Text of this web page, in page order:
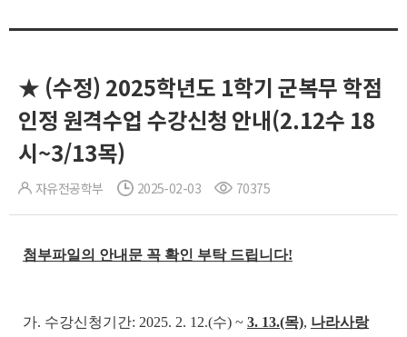
★ (수정) 2025학년도 1학기 군복무 학점
인정 원격수업 수강신청 안내(2.12수 18
시~3/13목)
자유전공학부 2025-02-03 70375
첨부파일의 안내문 꼭 확인 부탁 드립니다!
가. 수강신청기간: 2025. 2. 12.(수) ~ 3. 13.(목), 나라사랑